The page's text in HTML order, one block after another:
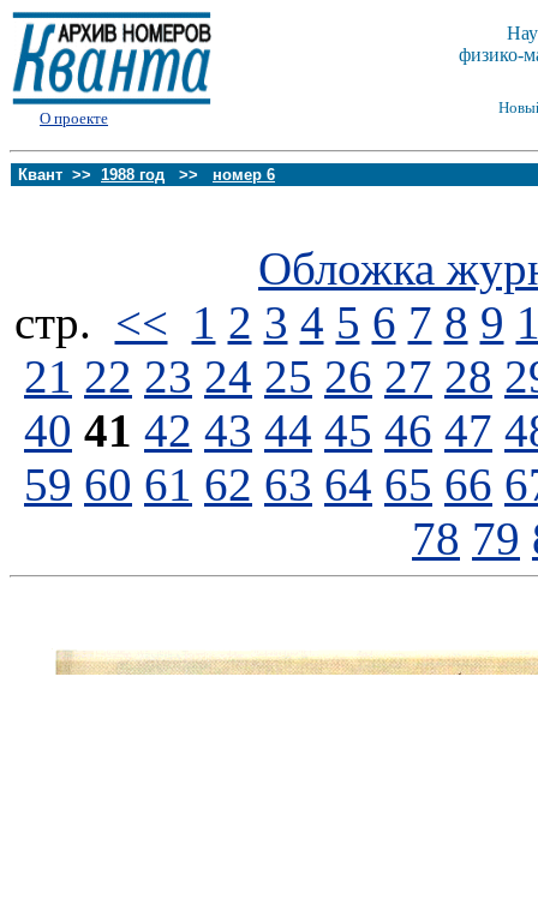
О проекте
физико-
Квант >> 1988 год >> номер 6
Обложка
стp. << 1 2 3 4 5 6 7 8 9
21 22 23 24 25 26 27 28
40 41 42 43 44 45 46 47
59 60 61 62 63 64 65 66
78 79